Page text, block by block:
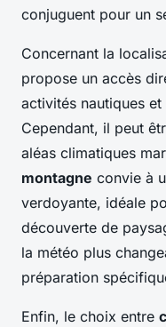
conjuguent pour un
Concernant la
propose un accès
activités nautiques
Cependant, il peut
aléas climatiques
montagne convie à
verdoyante, idéale
découverte de
la météo plus
préparation
Enfin, le choix entre